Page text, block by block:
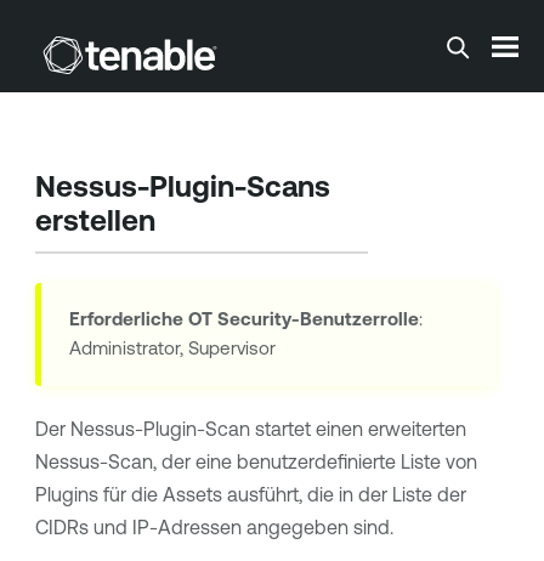
Zum Hauptinhalt springen
Nessus-Plugin-Scans
erstellen
Erforderliche OT Security-Benutzerrolle:
Administrator, Supervisor
Der Nessus-Plugin-Scan startet einen erweiterten
Nessus-Scan, der eine benutzerdefinierte Liste von
Plugins für die Assets ausführt, die in der Liste der
CIDRs und IP-Adressen angegeben sind.